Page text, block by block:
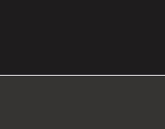
Warszawskiego